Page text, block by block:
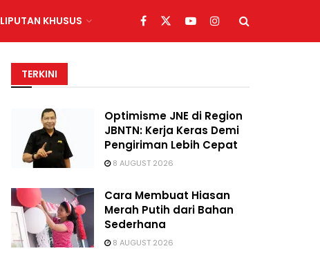
LIPUTAN KHUSUS
TERKINI
Optimisme JNE di Region
JBNTN: Kerja Keras Demi
Pengiriman Lebih Cepat
8 AUGUST 2026
Cara Membuat Hiasan
Merah Putih dari Bahan
Sederhana
8 AUGUST 2026